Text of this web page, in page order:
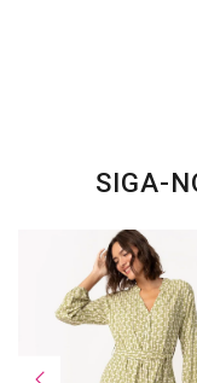
SIGA-